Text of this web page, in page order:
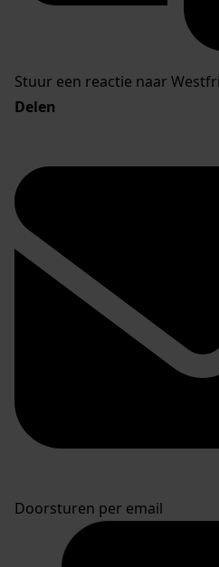
Stuur een reactie naar
Delen
Doorsturen per email